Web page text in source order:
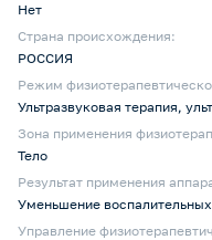
Нет
Страна происхождения:
РОССИЯ
Режим
Ультразвуковая терапия,
Зона применения
Тело
Результат применения
Уменьшение
Управление